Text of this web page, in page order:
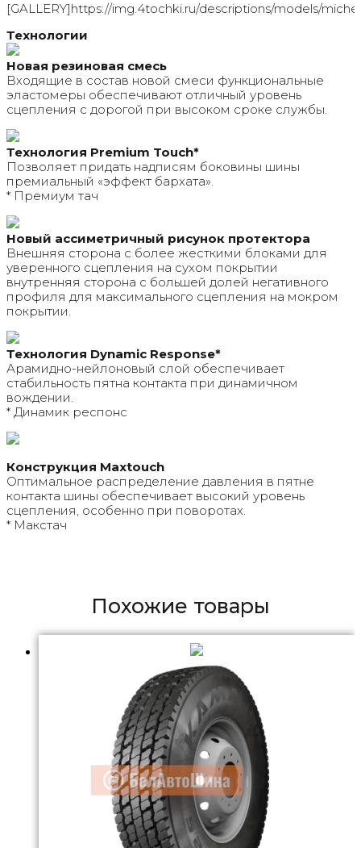
[GALLERY]https://img.4tochki.ru/descriptions/models/
Технологии
Новая резиновая смесь
Входящие в состав новой смеси функциональные
эластомеры обеспечивают отличный уровень
сцепления с дорогой при высоком сроке службы.
Технология Premium Touch*
Позволяет придать надписям боковины шины
премиальный «эффект бархата».
* Премиум тач
Новый ассиметричный рисунок протектора
Внешняя сторона с более жесткими блоками для
уверенного сцепления на сухом покрытии
внутренняя сторона с большей долей негативного
профиля для максимального сцепления на мокром
покрытии.
Технология Dynamic Response*
Арамидно-нейлоновый слой обеспечивает
стабильность пятна контакта при динамичном
вождении.
* Динамик респонс
Конструкция Maxtouch
Оптимальное распределение давления в пятне
контакта шины обеспечивает высокий уровень
сцепления, особенно при поворотах.
* Макстач
Похожие товары